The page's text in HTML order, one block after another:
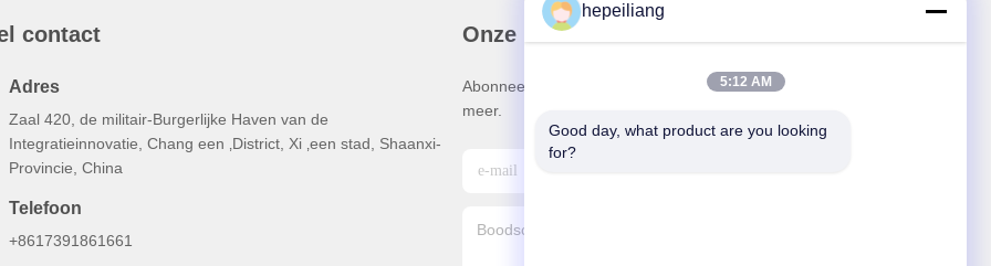
contact
Adres
Zaal 420, de militair-Burgerlijke Haven van de
Integratieinnovatie, Chang een ‚District, Xi ‚een stad, Shaanxi-
Provincie, China
Telefoon
+8617391861661
Onze Nieuwsbrief
Abonneer u op onze nieuwsbrief voor kortingen en
meer.
hepeiliang
5:12 AM
Good day, what product are you looking
for?